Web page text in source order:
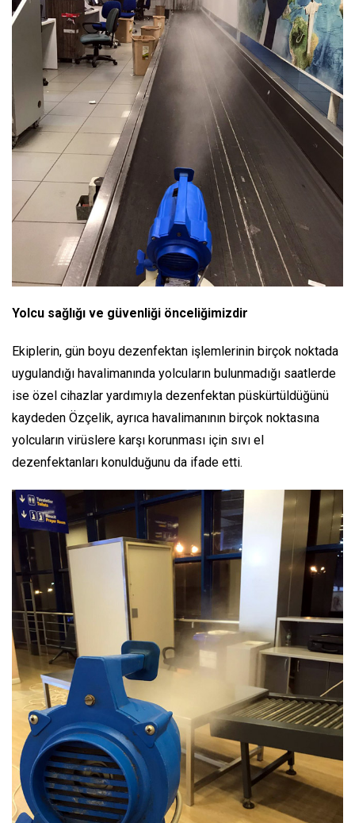
Yolcu sağlığı ve güvenliği önceliğimizdir
Ekiplerin, gün boyu dezenfektan işlemlerinin birçok noktada
uygulandığı havalimanında yolcuların bulunmadığı saatlerde
ise özel cihazlar yardımıyla dezenfektan püskürtüldüğünü
kaydeden Özçelik, ayrıca havalimanının birçok noktasına
yolcuların virüslere karşı korunması için sıvı el
dezenfektanları konulduğunu da ifade etti.